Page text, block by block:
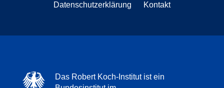
Datenschutzerklärung
Kontakt
Das Robert Koch-Institut ist ein